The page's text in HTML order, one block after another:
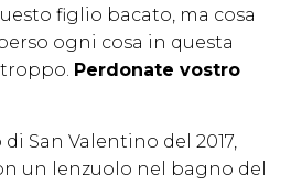
figlio bacato, ma cosa
ogni cosa in questa
Perdonate vostro
San Valentino del 2017,
un lenzuolo nel bagno del